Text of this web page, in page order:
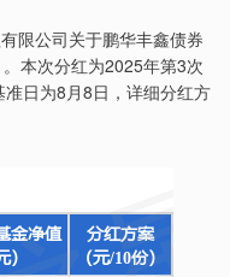
限公司关于鹏华丰鑫债券
本次分红为2025年第3次
日为8月8日，详细分红方